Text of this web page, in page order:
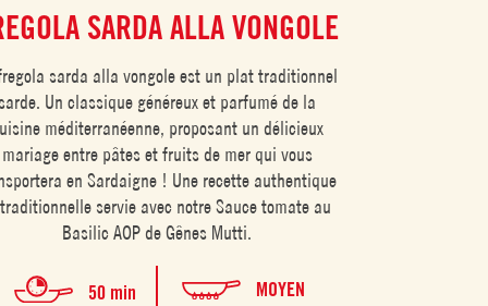
SARDA ALLA VONGOLE
sarda alla vongole est un plat traditionnel
sarde. Un classique généreux et parfumé de la
méditerranéenne, proposant un délicieux
mariage entre pâtes et fruits de mer qui vous
en Sardaigne ! Une recette authentique
servie avec notre Sauce tomate au
Basilic AOP de Gênes Mutti.
50 min MOYEN